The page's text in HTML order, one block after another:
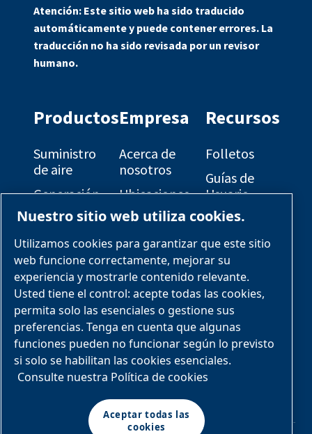
la
empresa
en
Facebook
la
en
LinkedIn
Atención: Este sitio web ha sido traducido
automáticamente y puede contener errores. La
traducción no ha sido revisada por un revisor
humano.
Productos
Suministro
de aire
Generación
de gas
del proceso
Paquetes
de patín
diseñados
Servicios y
piezas
Paquetes
Empresa
Acerca de
nosotros
Ubicaciones
Oportunidades
Soluciones
OEM
Industrias y
aplicaciones
Recursos
Folletos
Guías de
Usuario
Diagramas
Planos de
disposición
general
Nuestro sitio web utiliza cookies.
Utilizamos cookies para garantizar que este sitio
web funcione correctamente, mejorar su
experiencia y mostrarle contenido relevante.
Usted tiene el control: acepte todas las cookies,
permita solo las esenciales o gestione sus
preferencias. Tenga en cuenta que algunas
funciones pueden no funcionar según lo previsto
si solo se habilitan las cookies esenciales.
Consulte nuestra Política de cookies
Aceptar todas las
cookies